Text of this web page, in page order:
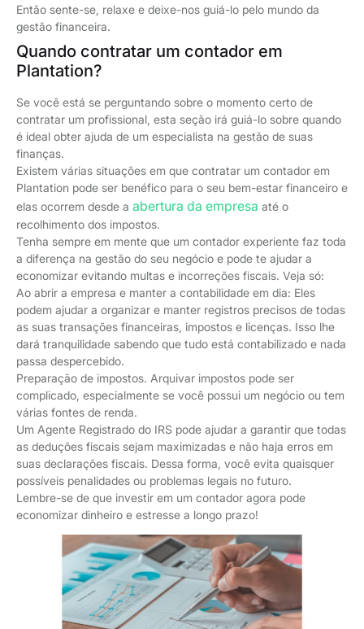
Então sente-se, relaxe e deixe-nos guiá-lo pelo mundo da
gestão financeira.
Quando contratar um contador em
Plantation?
Se você está se perguntando sobre o momento certo de
contratar um profissional, esta seção irá guiá-lo sobre quando
é ideal obter ajuda de um especialista na gestão de suas
finanças.
Existem várias situações em que contratar um contador em
Plantation pode ser benéfico para o seu bem-estar financeiro e
elas ocorrem desde a abertura da empresa até o
recolhimento dos impostos.
Tenha sempre em mente que um contador experiente faz toda
a diferença na gestão do seu negócio e pode te ajudar a
economizar evitando multas e incorreções fiscais. Veja só:
Ao abrir a empresa e manter a contabilidade em dia: Eles
podem ajudar a organizar e manter registros precisos de todas
as suas transações financeiras, impostos e licenças. Isso lhe
dará tranquilidade sabendo que tudo está contabilizado e nada
passa despercebido.
Preparação de impostos. Arquivar impostos pode ser
complicado, especialmente se você possui um negócio ou tem
várias fontes de renda.
Um Agente Registrado do IRS pode ajudar a garantir que todas
as deduções fiscais sejam maximizadas e não haja erros em
suas declarações fiscais. Dessa forma, você evita quaisquer
possíveis penalidades ou problemas legais no futuro.
Lembre-se de que investir em um contador agora pode
economizar dinheiro e estresse a longo prazo!